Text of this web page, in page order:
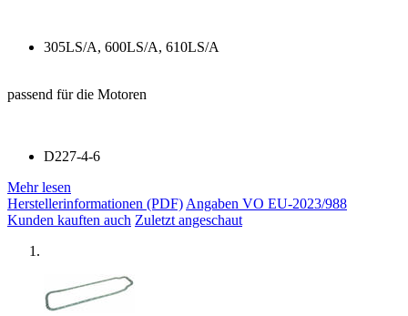
305LS/A, 600LS/A, 610LS/A
passend für die Motoren
D227-4-6
Mehr lesen
Herstellerinformationen (PDF) Angaben VO EU-2023/988
Kunden kauften auch Zuletzt angeschaut